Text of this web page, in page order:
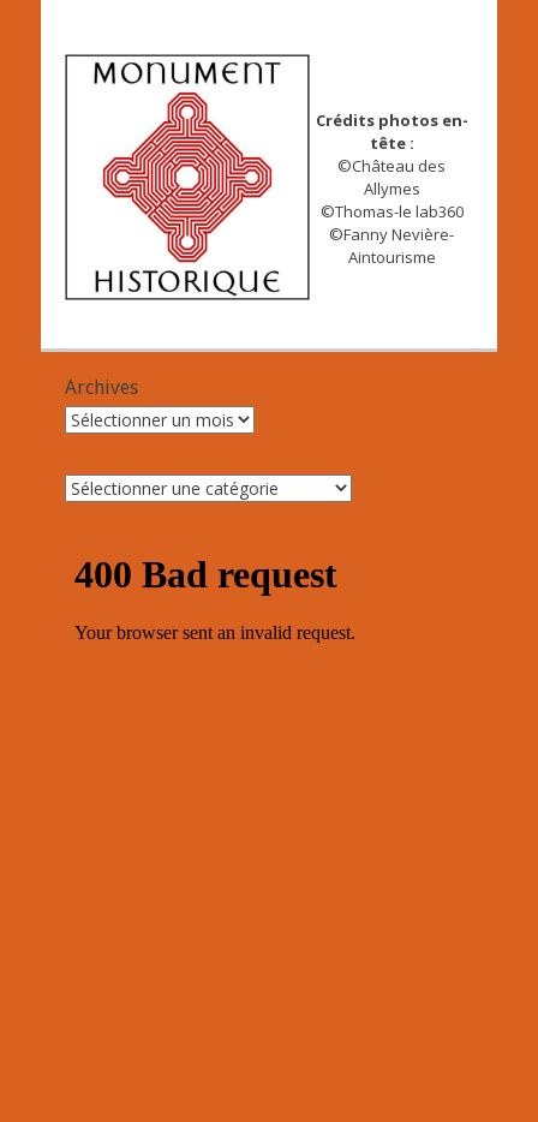
Crédits photos en-
tête :
©Château des
Allymes
©Thomas-le lab360
©Fanny Nevière-
Aintourisme
Archives
Archives
Catégories